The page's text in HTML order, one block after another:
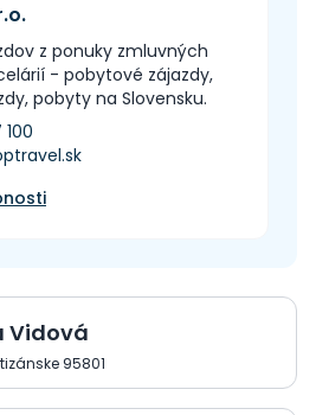
z ponuky zmluvných
- pobytové zájazdy,
pobyty na Slovensku.
Vidová
95801